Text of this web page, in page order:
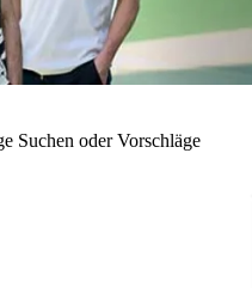
Suchen oder Vorschläge